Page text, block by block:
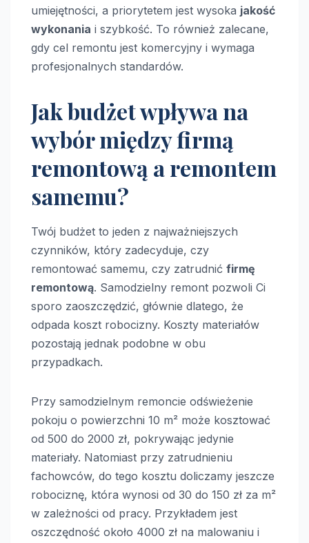
umiejętności, a priorytetem jest wysoka jakość
wykonania i szybkość. To również zalecane,
gdy cel remontu jest komercyjny i wymaga
profesjonalnych standardów.
Jak budżet wpływa na
wybór między firmą
remontową a remontem
samemu?
Twój budżet to jeden z najważniejszych
czynników, który zadecyduje, czy
remontować samemu, czy zatrudnić firmę
remontową. Samodzielny remont pozwoli Ci
sporo zaoszczędzić, głównie dlatego, że
odpada koszt robocizny. Koszty materiałów
pozostają jednak podobne w obu
przypadkach.
Przy samodzielnym remoncie odświeżenie
pokoju o powierzchni 10 m² może kosztować
od 500 do 2000 zł, pokrywając jedynie
materiały. Natomiast przy zatrudnieniu
fachowców, do tego kosztu doliczamy jeszcze
robociznę, która wynosi od 30 do 150 zł za m²
w zależności od pracy. Przykładem jest
oszczędność około 4000 zł na malowaniu i